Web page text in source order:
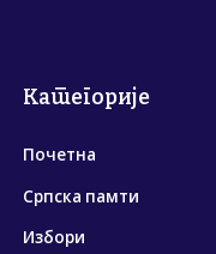
Категорије
Почетна
Српска памти
Избори